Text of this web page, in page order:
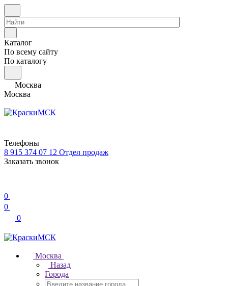
Каталог
По всему сайту
По каталогу
Москва
Москва
Телефоны
8 915 374 07 12 Отдел продаж
Заказать звонок
0
0
0
Москва
Назад
Города